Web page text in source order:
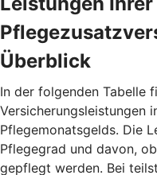
Überblick
In der folgenden Tabelle
Versicherungsleistungen
Pflegemonatsgelds. Die
Pflegegrad und davon,
gepflegt werden. Bei